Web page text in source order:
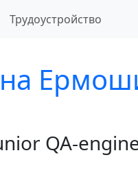
Трудоустройство
QA-